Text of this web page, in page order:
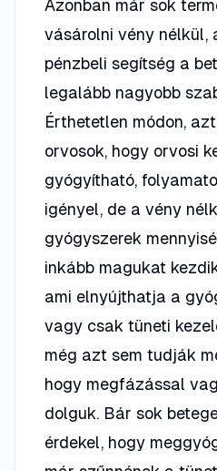
Azonban már sok
vásárolni vény nélkül,
pénzbeli segítség a
legalább nagyobb
Érthetetlen módon,
orvosok, hogy orvosi
gyógyítható,
igényel, de a vény
gyógyszerek
inkább magukat
ami elnyújthatja a
vagy csak tüneti
még azt sem tudják
hogy megfázással
dolguk. Bár sok
érdekel, hogy